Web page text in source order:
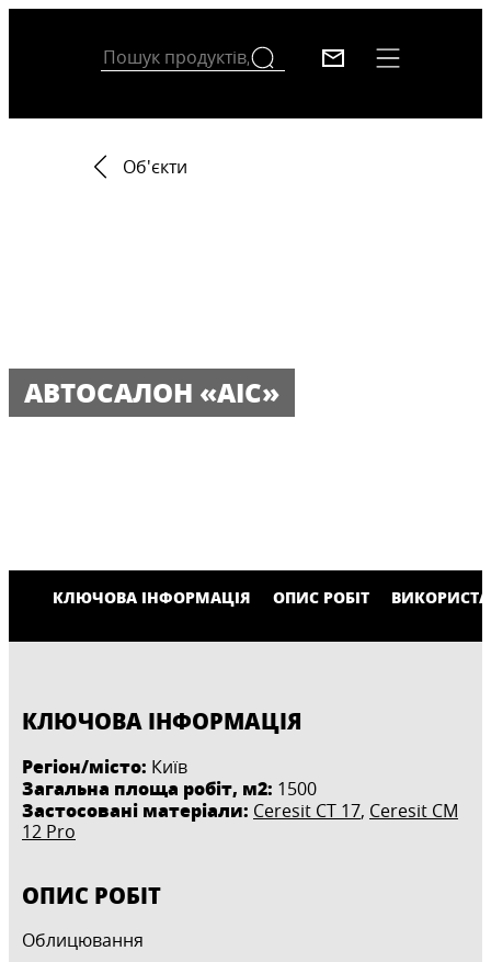
Об'єкти
АВТОСАЛОН «АІС»
КЛЮЧОВА ІНФОРМАЦІЯ ОПИС РОБІТ
КЛЮЧОВА ІНФОРМАЦІЯ
Регіон/місто: Київ
Загальна площа робіт, м2: 1500
Застосовані матеріали: Ceresit CT 17, Ceresit CM
12 Pro
ОПИС РОБІТ
Облицювання